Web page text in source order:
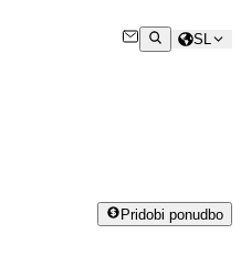
SL
Pridobi ponudbo